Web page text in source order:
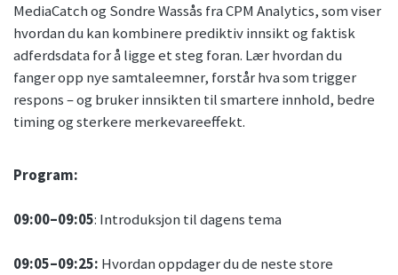
MediaCatch og Sondre Wassås fra CPM Analytics, som viser
hvordan du kan kombinere prediktiv innsikt og faktisk
adferdsdata for å ligge et steg foran. Lær hvordan du
fanger opp nye samtaleemner, forstår hva som trigger
respons – og bruker innsikten til smartere innhold, bedre
timing og sterkere merkevareeffekt.
Program:
09:00–09:05: Introduksjon til dagens tema
09:05–09:25: Hvordan oppdager du de neste store